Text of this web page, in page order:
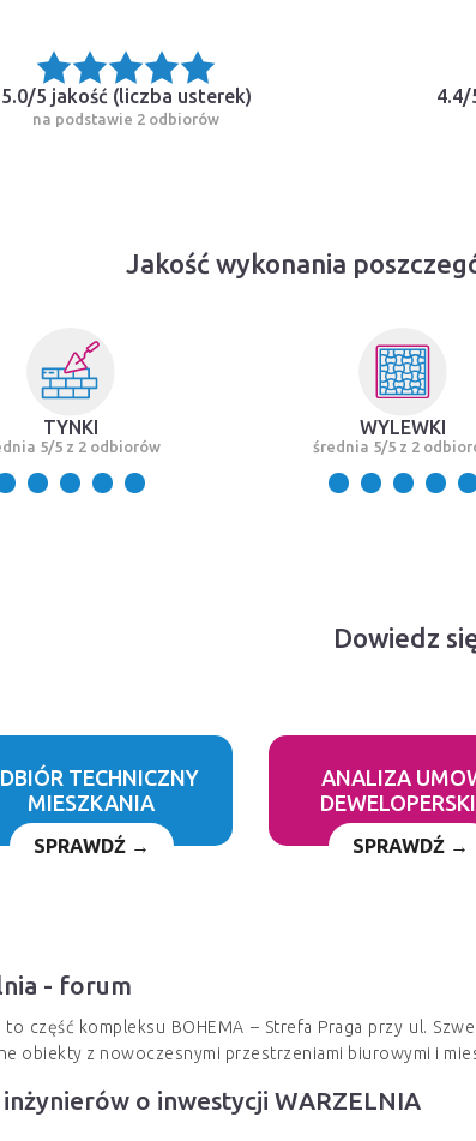
5.0/5 jakość (liczba usterek)
na podstawie 2 odbiorów
4.4/
Jakość wykonania
TYNKI
5/5 z 2 odbiorów
WYLEWKI
średnia 5/5 z 2
Dowiedz
TECHNICZNY
MIESZKANIA
SPRAWDŹ →
ANALIZA
SPRAWDŹ →
- forum
to część kompleksu BOHEMA – Strefa Praga przy ul.
obiekty z nowoczesnymi przestrzeniami biurowymi i
o inwestycji WARZELNIA